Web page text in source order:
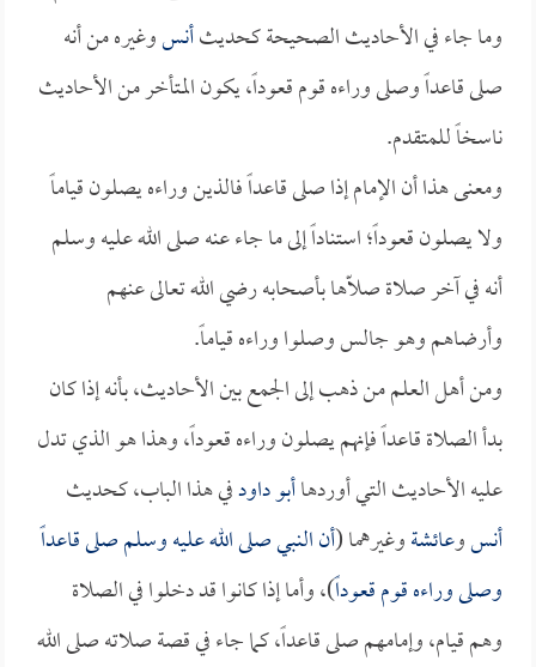
وما جاء في الأحاديث الصحيحة كحديثأنسوغيره من أنه
صلى قاعداً وصلى وراءه قوم قعوداً، يكون المتأخر من الأحاديث
ناسخاً للمتقدم.
ومعنى هذا أن الإمام إذا صلى قاعداً فالذين وراءه يصلون قياماً
ولا يصلون قعوداً؛ استناداً إلى ما جاء عنه صلى الله عليه وسلم
أنه في آخر صلاة صلّاها بأصحابه رضي الله تعالى عنهم
وأرضاهم وهو جالس وصلوا وراءه قياماً.
ومن أهل العلم من ذهب إلى الجمع بين الأحاديث، بأنه إذا كان
بدأ الصلاة قاعداً فإنهم يصلون وراءه قعوداً، وهذا هو الذي تدل
عليه الأحاديث التي أوردهاأبو داودفي هذا الباب، كحديث
أنسوعائشةوغيرهما (أن النبي صلى الله عليه وسلم صلى قاعداً
وصلى وراءه قوم قعوداً)، وأما إذا كانوا قد دخلوا في الصلاة
وهم قيام، وإمامهم صلى قاعداً، كما جاء في قصة صلاته صلى الله